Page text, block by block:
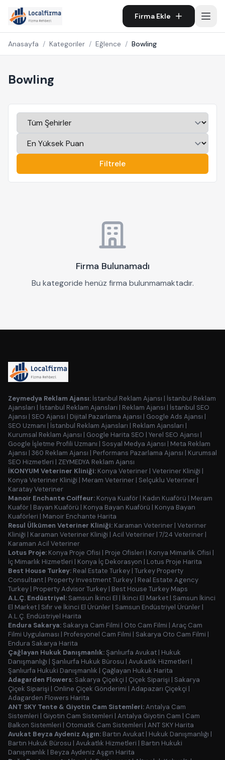
Firma Ekle
Anasayfa / Kategoriler / Eğlence / Bowling
Bowling
Filtrele
Firma Bulunamadı
Bu kategoride henüz firma bulunmamaktadır.
Zeymedya Reklam Ajansı: İstanbul Reklam Ajansı | İstanbul Reklam
Ajansları | İstanbul Reklam Ajansları | Reklam Ajansı | İstanbul SEO
Ajansı | SEO Ajansı | Dijital Pazarlama Ajansı | Google Ads Ajansı |
SEO Uzmanı | İstanbul Reklam Ajansları | Reklam Ajansları |
Kurumsal Reklam Ajansı | Google Harita SEO | Yerel SEO Ajansı |
Google İşletme Profili Uzmanı | Sosyal Medya Ajansı | Meta Reklam
Ajansı | 360 Reklam Ajansı | Performans Pazarlama Ajansı | Kurumsal
SEO Hizmetleri | ZEYMEDYA Reklam Ajansı
İKONYUM Veteriner Kliniği: Konya Veteriner | Veteriner Kliniği |
Konya Veteriner Kliniği | Meram Veteriner | Selçuklu Veteriner |
Karatay Veteriner
Manoir Enchante Coiffeur: Konya Kuaför | Kadın Kuaförü | Meram
Kuaför | Bayan Kuaförü | Konya Bayan Kuaförü | Konya Bayan
Kuaförleri | Manoir Enchante Harita
Resul Ülkümen Veteriner Kliniği: Karaman Veteriner | Veteriner
Kliniği | Karaman Veteriner Kliniği | Acil Veteriner | 7/24 Veteriner |
Karaman Acil Veteriner
Lotus Proje: Konya Proje Ofisi | Proje Ofisleri | Konya Mimarlık Ofisi |
İç Mimarlık Hizmetleri | Konya İç Dekorasyon | Lotus Proje Harita
Best House Turkey: Real Estate Turkey | Turkey Property
Consultant | Property Investment Turkey | Real Estate Agency
Turkey | Property Advisor Turkey | Best House Turkey Maps
A.L.Ç. Endüstriyel: Samsun İkinci El | İkinci El Market | Samsun İkinci
El Market | Sıfır ve İkinci El Ürünler | Samsun Endüstriyel Ürünler |
A.L.Ç. Endüstriyel Harita
Endura Sakarya: Sakarya Cam Filmi | Oto Cam Filmi | Araç Cam
Filmi Uygulaması | Profesyonel Cam Filmi | Sakarya Oto Cam Filmi |
Endura Sakarya Harita
Çağlayan Hukuk Danışmanlık:Şanlıurfa Avukat | Hukuk
Danışmanlığı | Şanlıurfa Hukuk Bürosu | Avukatlık Hizmetleri |
Şanlıurfa Hukuki Danışmanlık | Çağlayan Hukuk Harita
Adagarden Flowers: Sakarya Çiçekçi | Çiçek Siparişi | Sakarya
Çiçek Siparişi | Online Çiçek Gönderimi | Adapazarı Çiçekçi |
Adagarden Flowers Harita
ANT SKY Tente & Giyotin Cam Sistemleri:Antalya Cam
Sistemleri | Giyotin Cam Sistemleri | Antalya Giyotin Cam | Cam
Balkon Sistemleri | Otomatik Cam Sistemleri | ANT SKY Harita
Avukat Beyza Aydeniz Aşgın: Bartın Avukat | Hukuk Danışmanlığı |
Bartın Hukuk Bürosu | Avukatlık Hizmetleri | Bartın Hukuki
Danışmanlık | Beyza Aydeniz Aşgın Harita